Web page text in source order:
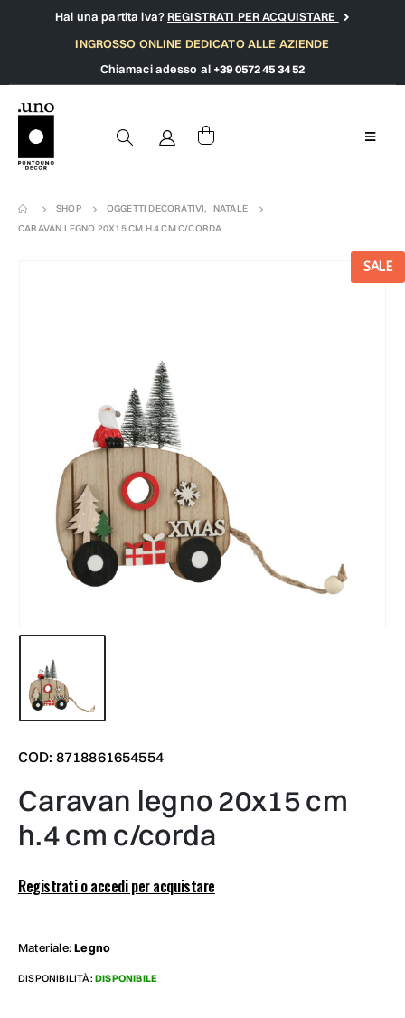
Hai una partita iva?REGISTRATI PER ACQUISTARE
INGROSSO ONLINE DEDICATO ALLE AZIENDE
Chiamaci adesso al +39 0572 45 34 52
SHOP OGGETTI DECORATIVI,
NATALE
CARAVAN LEGNO 20X15 CM H.4 CM C/CORDA
SALE
COD: 8718861654554
caravan legno 20x15 cm
h.4 cm c/corda
Registrati o accedi per acquistare
Materiale:Legno
DISPONIBILITÀ: DISPONIBILE